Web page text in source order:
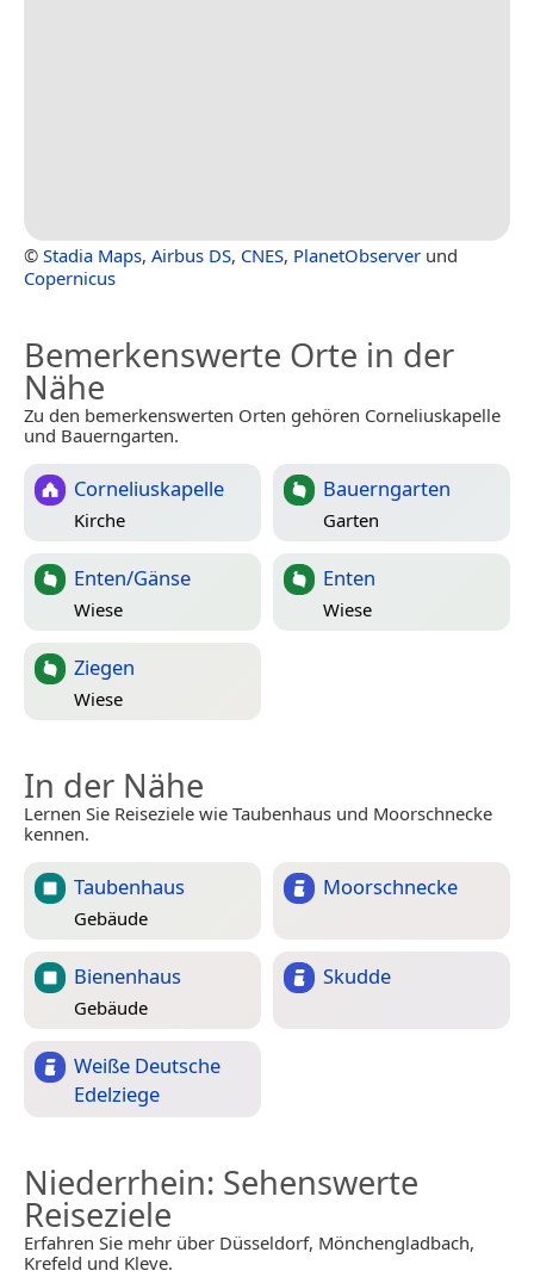
© Stadia Maps, Airbus DS, CNES, PlanetObserver und
Copernicus
Bemerkenswerte Orte in der
Nähe
Zu den bemerkenswerten Orten gehören Corneliuskapelle
und Bauerngarten.
Corneliuskapelle
Kirche
Bauerngarten
Garten
Enten/Gänse
Wiese
Enten
Wiese
Ziegen
Wiese
In der Nähe
Lernen Sie Reiseziele wie Taubenhaus und Moorschnecke
kennen.
Taubenhaus
Gebäude
Moorschnecke
Bienenhaus
Gebäude
Skudde
Weiße Deutsche
Edelziege
Niederrhein: Sehenswerte
Reiseziele
Erfahren Sie mehr über Düsseldorf, Mönchengladbach,
Krefeld und Kleve.